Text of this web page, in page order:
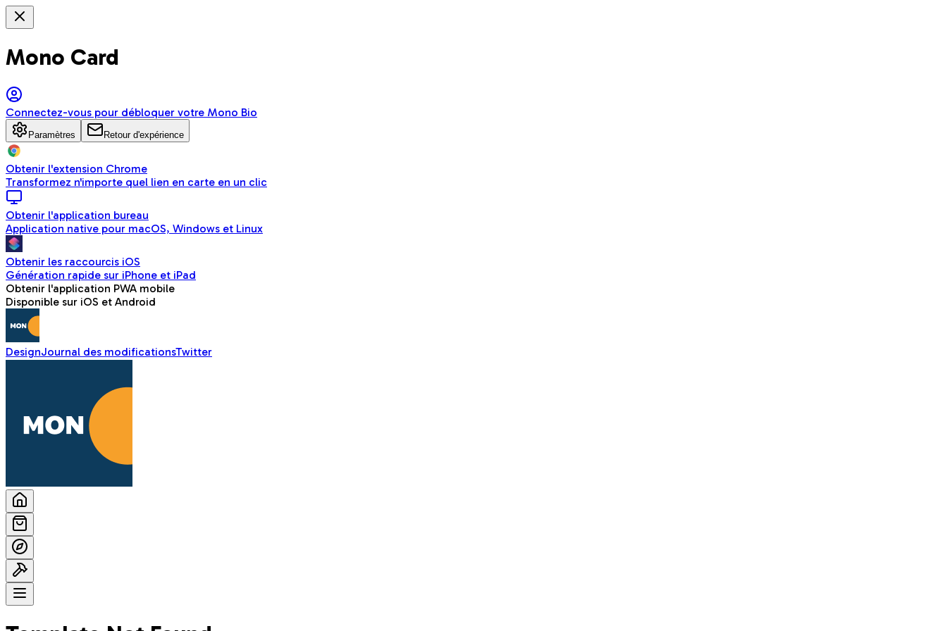
Mono Card
Connectez-vous pour débloquer votre Mono Bio
Paramètres Retour d'expérience
Obtenir l'extension Chrome
Transformez n'importe quel lien en carte en un clic
Obtenir l'application bureau
Application native pour macOS, Windows et Linux
Obtenir les raccourcis iOS
Génération rapide sur iPhone et iPad
Obtenir l'application PWA mobile
Disponible sur iOS et Android
DesignJournal des modificationsTwitter